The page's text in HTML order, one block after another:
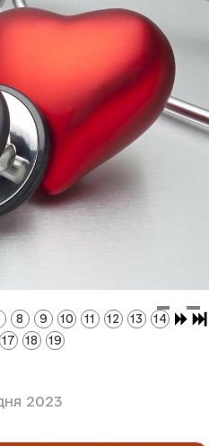
8 9 10 11 12 13
14
17 18 19
2023